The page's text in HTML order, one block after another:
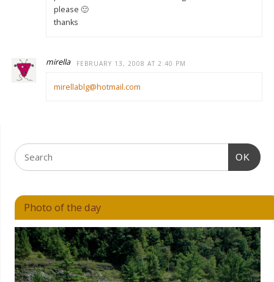
please 🙂
thanks
mirella FEBRUARY 13, 2008 AT 2:40 PM
mirellablg@hotmail.com
OK
Photo of the day